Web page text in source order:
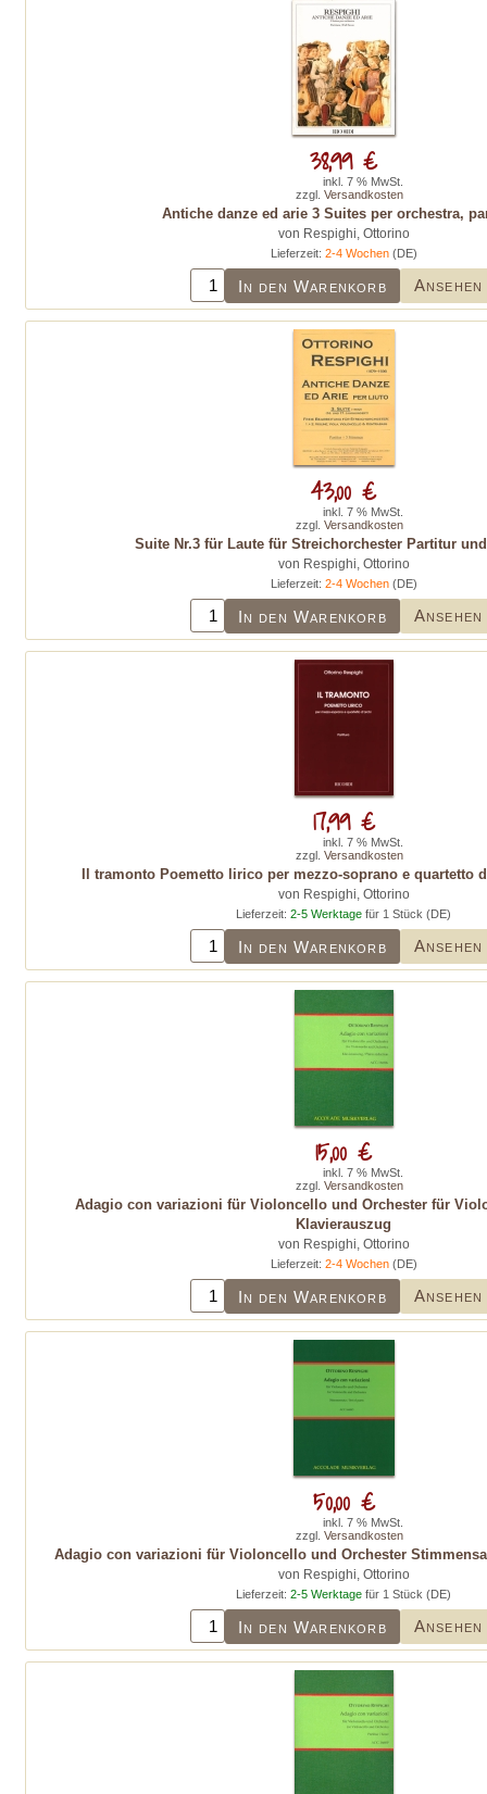
Antiche danze ed arie 3 Suites per orchestra,
von Respighi, Ottorino
Lieferzeit: 2-4 Wochen(DE)
In den Warenkorb Ansehen
38,99 €
inkl. 7 % MwSt.
zzgl. Versandkosten
Suite Nr.3 für Laute für Streichorchester Partitur
von Respighi, Ottorino
Lieferzeit: 2-4 Wochen(DE)
In den Warenkorb Ansehen
43,00 €
inkl. 7 % MwSt.
zzgl. Versandkosten
Il tramonto Poemetto lirico per mezzo-soprano e quartetto
von Respighi, Ottorino
Lieferzeit: 2-5 Werktage für 1 Stück (DE)
In den Warenkorb Ansehen
17,99 €
inkl. 7 % MwSt.
zzgl. Versandkosten
Adagio con variazioni für Violoncello und Orchester für
Klavierauszug
von Respighi, Ottorino
Lieferzeit: 2-4 Wochen(DE)
In den Warenkorb Ansehen
15,00 €
inkl. 7 % MwSt.
zzgl. Versandkosten
Adagio con variazioni für Violoncello und Orchester
von Respighi, Ottorino
Lieferzeit: 2-5 Werktage für 1 Stück (DE)
In den Warenkorb Ansehen
50,00 €
inkl. 7 % MwSt.
zzgl. Versandkosten